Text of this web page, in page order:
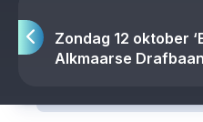
Zondag 12 oktober
Alkmaarse